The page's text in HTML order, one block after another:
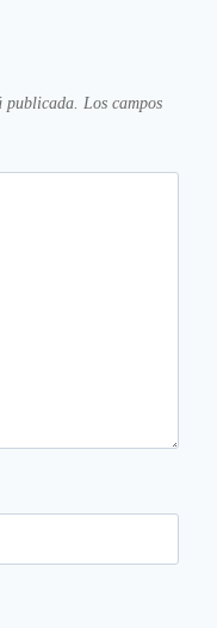
publicada. Los campos